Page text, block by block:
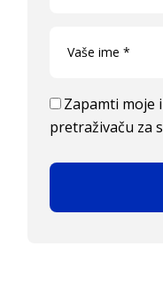
Zapamti moje
pretraživaču za